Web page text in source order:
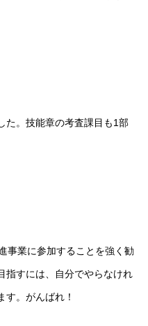
た。技能章の考査課目も1部
事業に参加することを強く勧
指すには、自分でやらなけれ
す。がんばれ！